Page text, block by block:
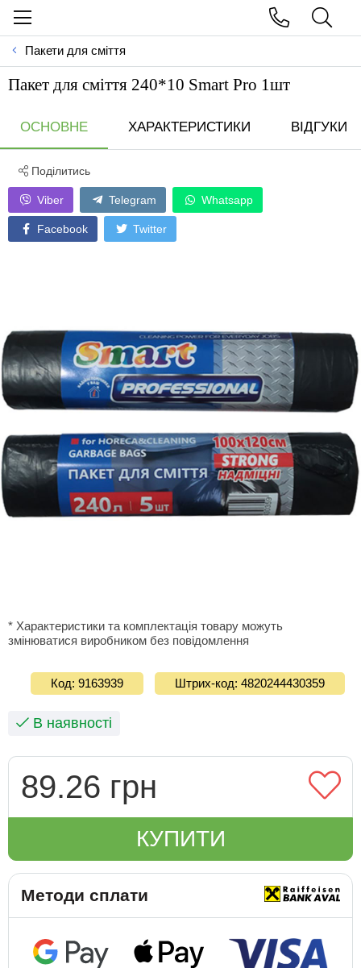
Пакети для сміття
Пакет для сміття 240*10 Smart Pro 1шт
ОСНОВНЕ ХАРАКТЕРИСТИКИ ВІДГУКИ
Поділитись
Viber Telegram Whatsapp
Facebook Twitter
* Характеристики та комплектація товару можуть
змінюватися виробником без повідомлення
Код: 9163939 Штрих-код: 4820244430359
В наявності
89.26 грн
КУПИТИ
Методи сплати